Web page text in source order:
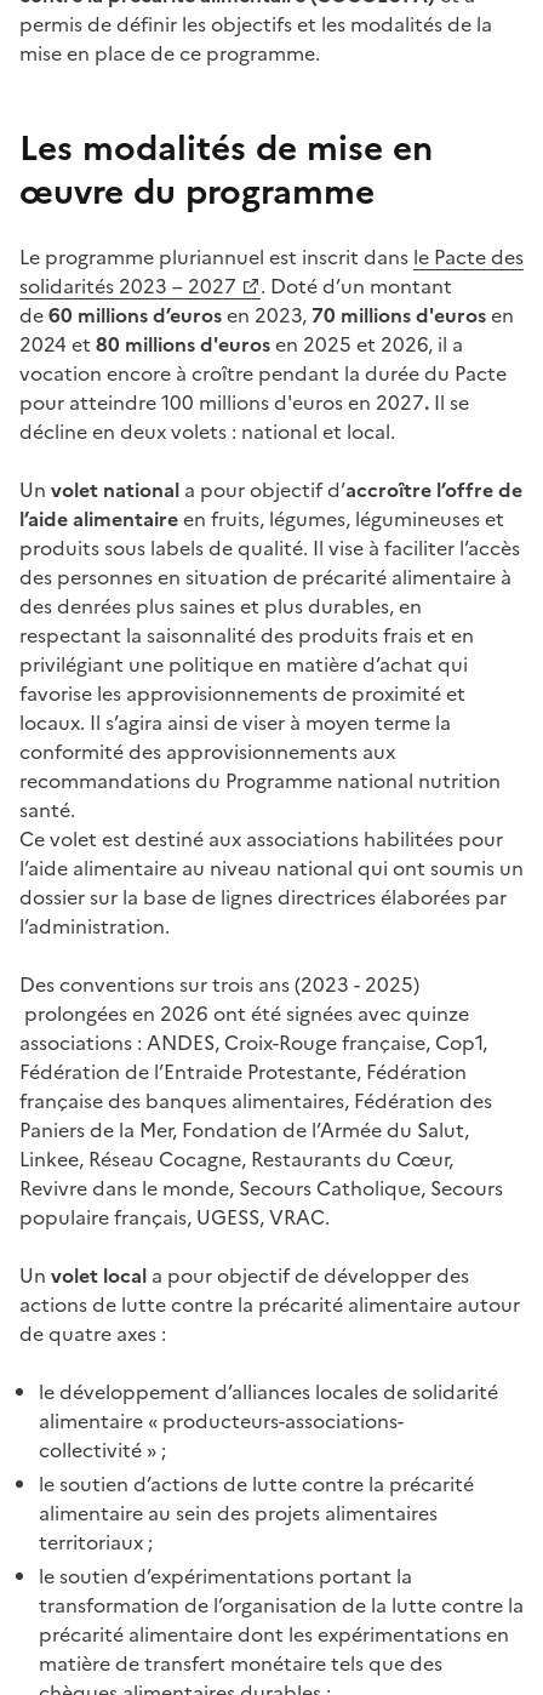
permis de définir les objectifs et les modalités de la
mise en place de ce programme.
Les modalités de mise en
œuvre du programme
Le programme pluriannuel est inscrit dans le Pacte des
solidarités 2023 – 2027
. Doté d’un montant
de60 millions d’eurosen 2023, 70 millionsd'eurosen
2024 et 80 millionsd'eurosen 2025 et 2026, il a
vocation encore à croître pendant la durée du Pacte
pour atteindre 100 millions d'euros en 2027. Il se
décline en deux volets : national et local.
Un volet national a pour objectif d’accroître l’offre de
l’aide alimentaireen fruits, légumes, légumineuses et
produits sous labels de qualité. Il vise à faciliter l’accès
des personnes en situation de précarité alimentaire à
des denrées plus saines et plus durables, en
respectant la saisonnalité des produits frais et en
privilégiant une politique en matière d’achat qui
favorise les approvisionnements de proximité et
locaux. Il s’agira ainsi de viser à moyen terme la
conformité des approvisionnements aux
recommandations du Programme national nutrition
santé.
Ce volet est destiné aux associations habilitées pour
l’aide alimentaire au niveau national qui ont soumis un
dossier sur la base de lignes directrices élaborées par
l’administration.
Des conventions sur trois ans (2023 - 2025)
prolongées en 2026 ont été signées avec quinze
associations : ANDES, Croix-Rouge française, Cop1,
Fédération de l’Entraide Protestante, Fédération
française des banques alimentaires, Fédération des
Paniers de la Mer, Fondation de l’Armée du Salut,
Linkee, Réseau Cocagne, Restaurants du Cœur,
Revivre dans le monde, Secours Catholique, Secours
populaire français, UGESS, VRAC.
Un volet local a pour objectif de développer des
actions de lutte contre la précarité alimentaire autour
de quatre axes :
le développement d’alliances locales de solidarité
alimentaire « producteurs-associations-
collectivité » ;
le soutien d’actions de lutte contre la précarité
alimentaire au sein des projets alimentaires
territoriaux ;
le soutien d’expérimentations portant la
transformation de l’organisation de la lutte contre la
précarité alimentaire dont les expérimentations en
matière de transfert monétaire tels que des